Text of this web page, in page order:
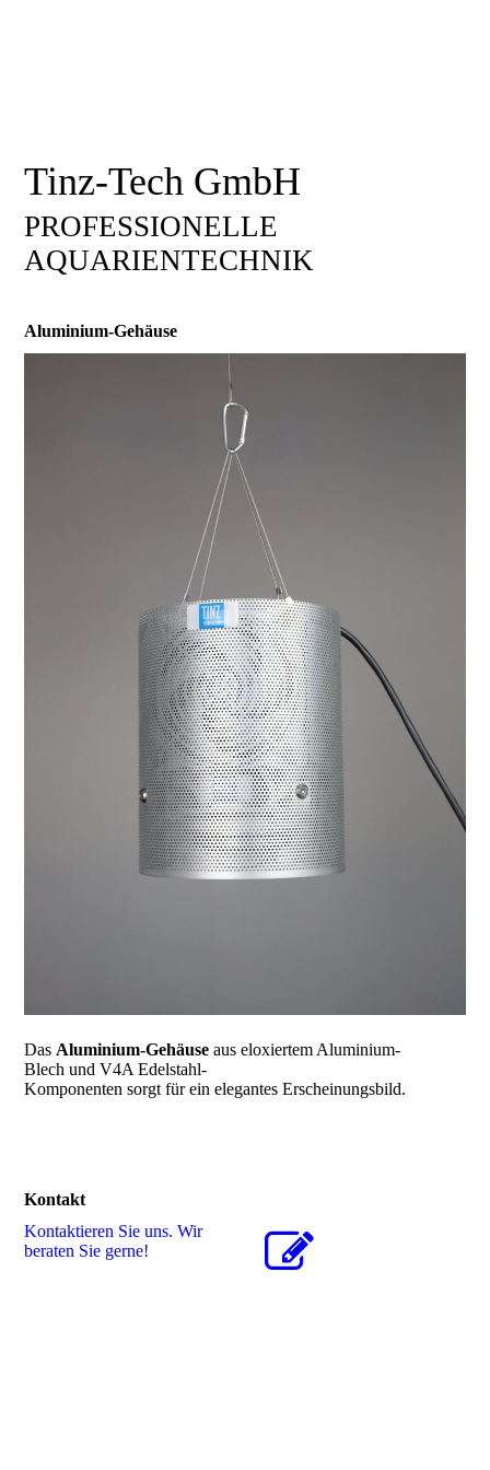
Tinz-Tech GmbH
PROFESSIONELLE
AQUARIENTECHNIK
Aluminium-Gehäuse
Das Aluminium-Gehäuse aus eloxiertem Aluminium-
Blech und V4A Edelstahl-
Komponenten sorgt für ein elegantes Erscheinungsbild.
Kontakt
Kontaktieren Sie uns. Wir
beraten Sie gerne!